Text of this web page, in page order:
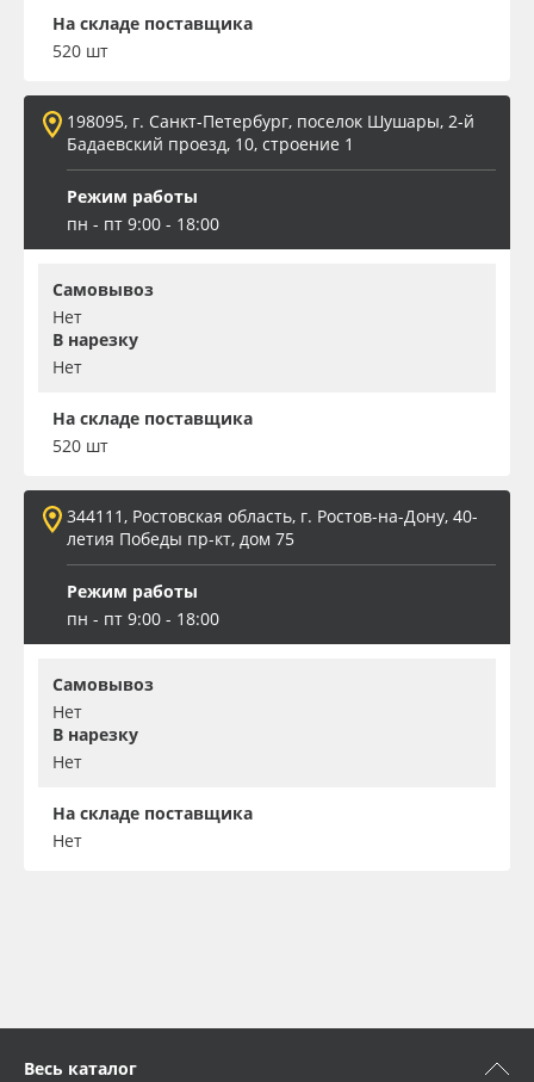
На складе поставщика
520 шт
198095, г. Санкт-Петербург, поселок Шушары, 2-й
Бадаевский проезд, 10, строение 1
Режим работы
пн - пт 9:00 - 18:00
Самовывоз
Нет
В нарезку
Нет
На складе поставщика
520 шт
344111, Ростовская область, г. Ростов-на-Дону, 40-
летия Победы пр-кт, дом 75
Режим работы
пн - пт 9:00 - 18:00
Самовывоз
Нет
В нарезку
Нет
На складе поставщика
Нет
Весь каталог